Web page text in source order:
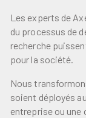
Les experts de
du processus de
recherche
pour la société.
Nous
soient déployés
entreprise ou une